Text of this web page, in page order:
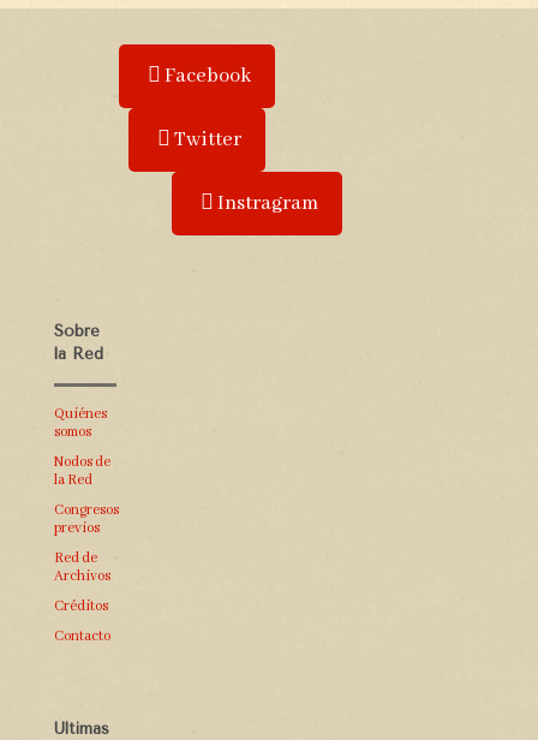
Facebook
Twitter
Instragram
Sobre
la Red
Quiénes
somos
Nodos de
la Red
Congresos
previos
Red de
Archivos
Créditos
Contacto
Últimas